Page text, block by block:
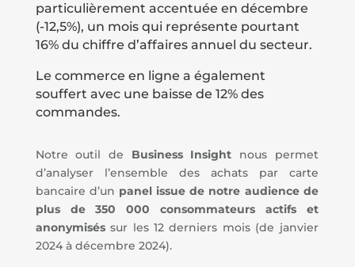
particulièrement accentuée en décembre
(-12,5%), un mois qui représente pourtant
16% du chiffre d’affaires annuel du secteur.
Le commerce en ligne a également
souffert avec une baisse de 12% des
commandes.
Notre outil de Business Insight nous permet
d’analyser l’ensemble des achats par carte
bancaire d’un panel issue de notre audience de
plus de 350 000 consommateurs actifs et
anonymiséssur les 12 derniers mois (de janvier
2024 à décembre 2024).